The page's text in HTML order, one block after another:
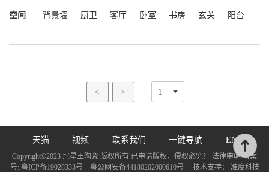
空间 背景墙 厨卫 客厅 卧室 书房 玄关 阳台
< >
天猫 视频 联系我们 一键导航 EN
Copyright©2023 冠星王陶瓷 版权所有 已申请版权，侵权必究！ 法律申明 备案
号:粤ICP备19028333号 粤公网安备44180202000610号 技术支持： 准度科技